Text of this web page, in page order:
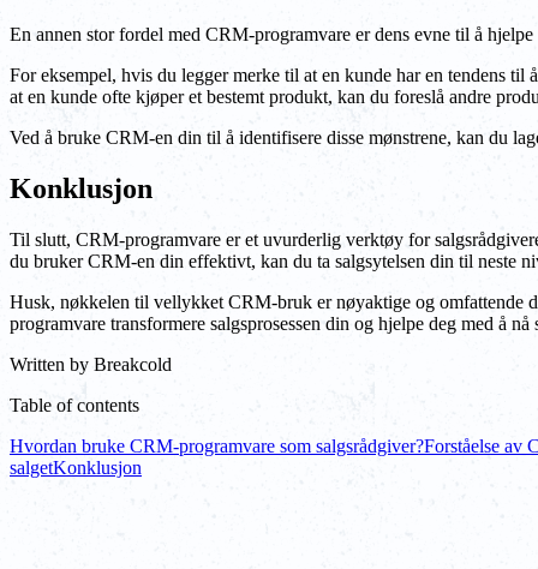
En annen stor fordel med CRM-programvare er dens evne til å
For eksempel, hvis du legger merke til at en kunde har en tendens til
at en kunde ofte kjøper et bestemt produkt, kan du foreslå andre
Ved å bruke CRM-en din til å identifisere disse mønstrene, kan du
Konklusjon
Til slutt, CRM-programvare er et uvurderlig verktøy for
du bruker CRM-en din effektivt, kan du ta salgsytelsen din til neste
Husk, nøkkelen til vellykket CRM-bruk er nøyaktige og omfattende
programvare transformere salgsprosessen din og hjelpe deg med å nå
Written by Breakcold
Table of contents
Hvordan bruke CRM-programvare som salgsrådgiver?Forståelse av
salgetKonklusjon